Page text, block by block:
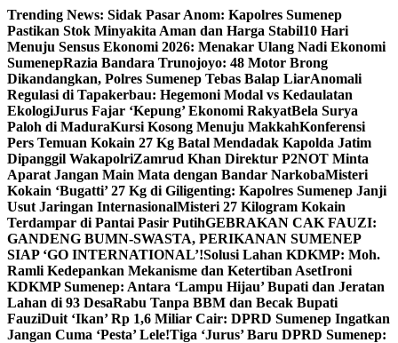
Skip
to
content
Trending News: Sidak Pasar Anom: Kapolres Sumenep
Pastikan Stok Minyakita Aman dan Harga Stabil10 Hari
Menuju Sensus Ekonomi 2026: Menakar Ulang Nadi Ekonomi
SumenepRazia Bandara Trunojoyo: 48 Motor Brong
Dikandangkan, Polres Sumenep Tebas Balap LiarAnomali
Regulasi di Tapakerbau: Hegemoni Modal vs Kedaulatan
EkologiJurus Fajar ‘Kepung’ Ekonomi RakyatBela Surya
Paloh di MaduraKursi Kosong Menuju MakkahKonferensi
Pers Temuan Kokain 27 Kg Batal Mendadak Kapolda Jatim
Dipanggil WakapolriZamrud Khan Direktur P2NOT Minta
Aparat Jangan Main Mata dengan Bandar NarkobaMisteri
Kokain ‘Bugatti’ 27 Kg di Giligenting: Kapolres Sumenep Janji
Usut Jaringan InternasionalMisteri 27 Kilogram Kokain
Terdampar di Pantai Pasir PutihGEBRAKAN CAK FAUZI:
GANDENG BUMN-SWASTA, PERIKANAN SUMENEP
SIAP ‘GO INTERNATIONAL’!Solusi Lahan KDKMP: Moh.
Ramli Kedepankan Mekanisme dan Ketertiban AsetIroni
KDKMP Sumenep: Antara ‘Lampu Hijau’ Bupati dan Jeratan
Lahan di 93 DesaRabu Tanpa BBM dan Becak Bupati
FauziDuit ‘Ikan’ Rp 1,6 Miliar Cair: DPRD Sumenep Ingatkan
Jangan Cuma ‘Pesta’ Lele!Tiga ‘Jurus’ Baru DPRD Sumenep: